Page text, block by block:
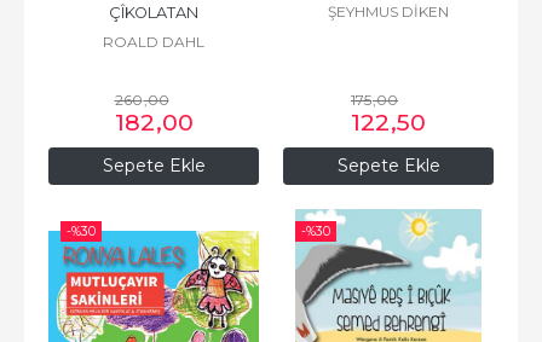
Sepete Ekle
ÇÎKOLATAN
ROALD DAHL
260,00
182,00
Sepete Ekle
ŞEYHMUS DİKEN
175,00
122,50
-%30 -%30